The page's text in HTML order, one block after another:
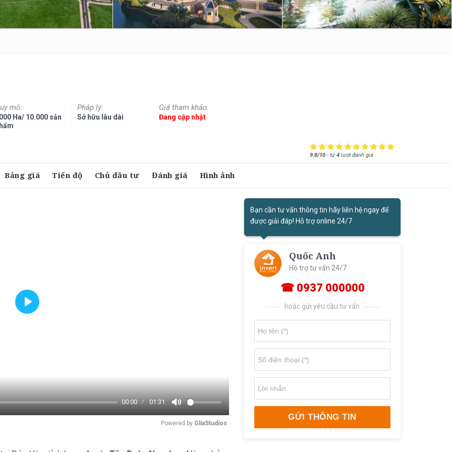
mô:
Ha/ 10.000 sản
Pháp lý:
Sở hữu lâu dài
Giá tham khảo:
Đang cập nhật
9.8/10 - từ 4 lượt đánh giá
Bảng giá Tiến độ Chủ đầu tư Đánh giá Hình ảnh
Bạn cần tư vấn thông tin hãy liên hệ ngay để
được giải đáp! Hỗ trợ online 24/7
Quốc Anh
Hồ trợ tư vấn 24/7
☎ 0937 000000
hoặc gửi yêu cầu tư vấn
GỬI THÔNG TIN
00:00 01:31
Mute
Play
Powered by GliaStudios